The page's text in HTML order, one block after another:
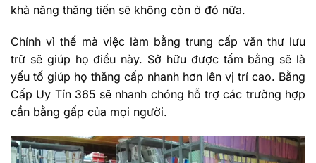
khả năng thăng tiến sẽ không còn ở đó nữa.
Chính vì thế mà việc làm bằng trung cấp văn thư lưu
trữ sẽ giúp họ điều này. Sở hữu được tấm bằng sẽ là
yếu tố giúp họ thăng cấp nhanh hơn lên vị trí cao. Bằng
Cấp Uy Tín 365 sẽ nhanh chóng hỗ trợ các trường hợp
cần bằng gấp của mọi người.